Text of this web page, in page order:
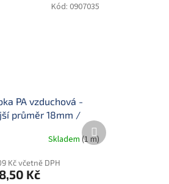
PA vzduchová -
průměr 18mm /
Skladem (1 m)
Kč včetně DPH
Kč
Kód: 0907035
Další
produkt